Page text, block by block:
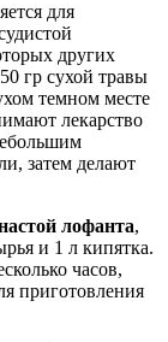
для
других
гр сухой травы
темном месте
лекарство
затем делают
лофанта,
и 1 л кипятка.
часов,
приготовления